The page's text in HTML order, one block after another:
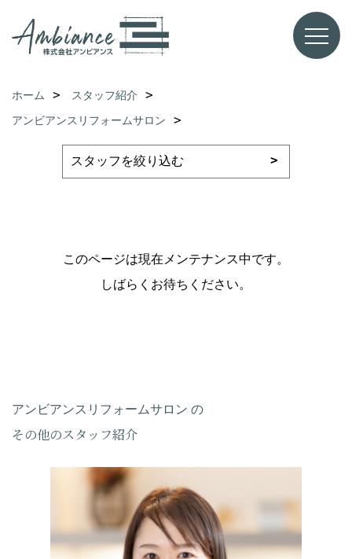
ホーム
スタッフ紹介
アンビアンスリフォームサロン
このページは現在メンテナンス中です。
しばらくお待ちください。
アンビアンスリフォームサロン の
その他のスタッフ紹介